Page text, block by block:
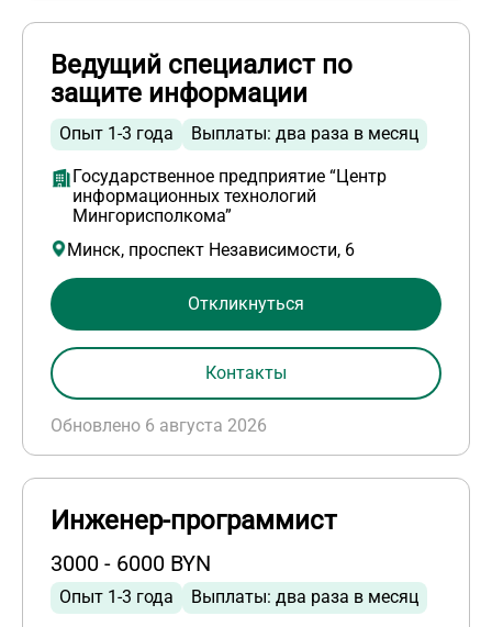
Ведущий специалист по
защите информации
Опыт 1-3 года Выплаты: два раза в месяц
Государственное предприятие “Центр
информационных технологий
Мингорисполкома”
Минск, проспект Независимости, 6
Обновлено 6 августа 2026
Откликнуться
Контакты
Инженер-программист
3000 - 6000 BYN
Опыт 1-3 года Выплаты: два раза в месяц